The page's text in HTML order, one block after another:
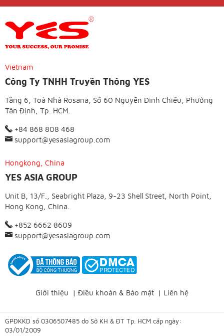
Vietnam
Công Ty TNHH Truyền Thông YES
Tầng 6, Toà Nhà Rosana, Số 60 Nguyễn Đình Chiểu, Phường
Tân Định, Tp. HCM.
+84 868 808 468
support@yesasiagroup.com
Hongkong, China
YES ASIA GROUP
Unit B, 13/F., Seabright Plaza, 9-23 Shell Street, North Point,
Hong Kong, China.
+852 6662 8609
support@yesasiagroup.com
Giới thiệu | Điều khoản & Bảo mật | Liên hệ
GPĐKKD số 0306507485 do Sở KH & ĐT Tp. HCM cấp ngày:
03/01/2009